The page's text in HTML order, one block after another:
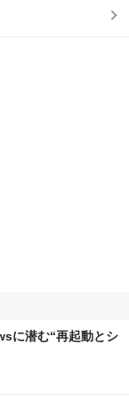
に潜む“再起動とシ